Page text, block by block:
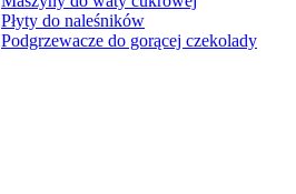
Płyty do naleśników
Podgrzewacze do gorącej czekolady